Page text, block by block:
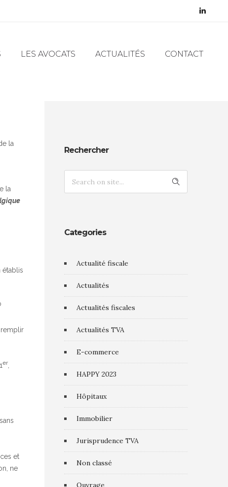
LES AVOCATS ACTUALITÉS CONTACT
la
la
établis
remplir
er
et
ne
Rechercher
Categories
Actualité fiscale
Actualités
Actualités fiscales
Actualités TVA
E-commerce
HAPPY 2023
Hôpitaux
Immobilier
Jurisprudence TVA
Non classé
Ouvrage